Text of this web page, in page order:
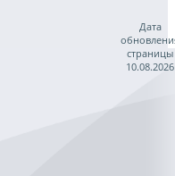
Дата
страницы
10.08.2026